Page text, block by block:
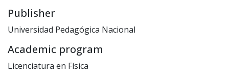
Publisher
Universidad Pedagógica Nacional
Academic program
Licenciatura en Física